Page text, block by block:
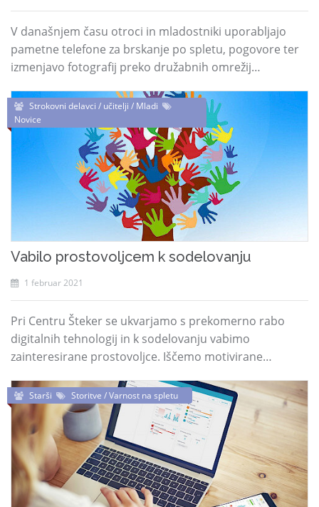
V današnjem času otroci in mladostniki uporabljajo
pametne telefone za brskanje po spletu, pogovore ter
izmenjavo fotografij preko družabnih omrežij…
Strokovni delavci / učitelji / Mladi
Novice
Vabilo prostovoljcem k sodelovanju
1 februar 2021
Pri Centru Šteker se ukvarjamo s prekomerno rabo
digitalnih tehnologij in k sodelovanju vabimo
zainteresirane prostovoljce. Iščemo motivirane…
Starši Storitve / Varnost na spletu